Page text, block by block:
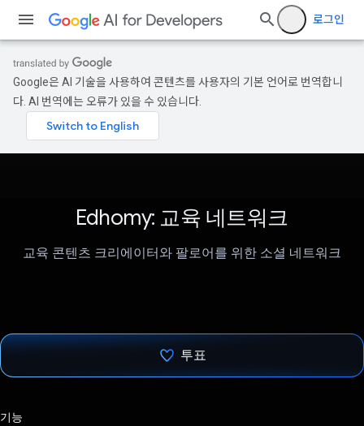
로그인
Google은 AI 기술을 사용하여 콘텐츠를 사용자의 기본 언어로 번역합니
다. AI 번역에는 오류가 있을 수 있습니다.
Edhomy: 교육 네트워크
교육 콘텐츠 크리에이터와 팔로어를 위한 소셜 네트워크
투표
기능